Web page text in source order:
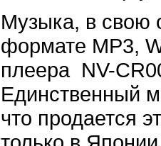
Музыка, в свою
формате MP3,
плеера NV-
Единственный
что продается